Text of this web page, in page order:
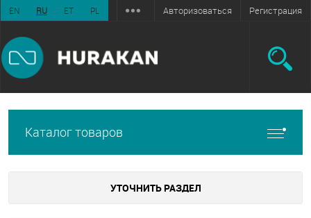
EN RU ET PL Авторизоваться Регистрация
Каталог товаров
УТОЧНИТЬ РАЗДЕЛ